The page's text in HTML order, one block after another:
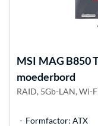
MSI MAG B850
moederbord
RAID, 5Gb-LAN, Wi-
Formfactor: ATX